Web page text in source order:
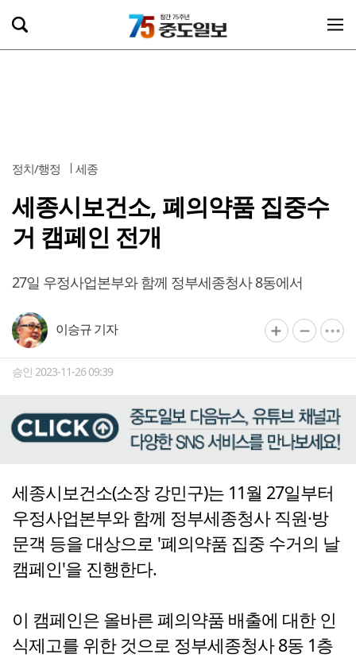
정치/행정 세종
세종시보건소, 폐의약품 집중수
거 캠페인 전개
27일 우정사업본부와 함께 정부세종청사 8동에서
이승규 기자
승인 2023-11-26 09:39
세종시보건소(소장 강민구)는 11월 27일부터
우정사업본부와 함께 정부세종청사 직원·방
문객 등을 대상으로 '폐의약품 집중 수거의 날
캠페인'을 진행한다.
이 캠페인은 올바른 폐의약품 배출에 대한 인
식제고를 위한 것으로 정부세종청사 8동 1층